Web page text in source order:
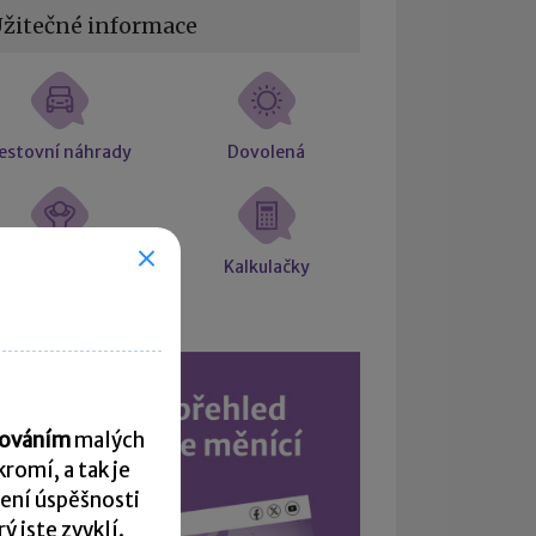
informace
náhrady Dovolená
Kalkulačky
malých
a tak je
úspěšnosti
jste zvyklí.